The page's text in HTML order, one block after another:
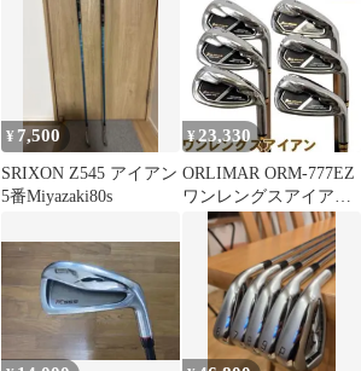
¥ 7,500
SRIXON Z545 アイアン
5番Miyazaki80s
¥ 23,330
ORLIMAR ORM-777EZ
ワンレングスアイアン
6本セット